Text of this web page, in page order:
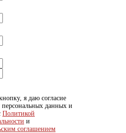
я даю согласие
персональных данных и
Политикой
и
соглашением